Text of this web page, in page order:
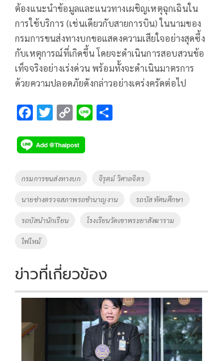
ต้องแนะนำข้อมูลและแนวทางเผชิญเหตุฉุกเฉินใน
การใช้บริการ (เช่นเดียวกับสายการบิน) ในนามของ
กรมการขนส่งทางบกขอแสดงความเสียใจอย่างสุดซึ้ง
กับเหตุการณ์ที่เกิดขึ้น โดยจะดำเนินการสอบสวนข้อ
เท็จจริงอย่างเร่งด่วน พร้อมทั้งจะดำเนินมาตรการ
ด้วยความปลอดภัยดังกล่าวอย่างเคร่งครัดต่อไป
F
e
b
o
o
k
T
tt
er
C
p
y
Li
k
Li
Tags
กรมการขนส่งทางบก จิรุตม์ วิศาลจิตร
นายช่างตรวจสภาพรถชำนาญงาน รถบัส ทัศนศึกษา
รถบัสนำนักเรียน โรงเรียนวัดเขาพระยาสังฆาราม
ไฟไหม้
ข่าวที่เกี่ยวข้อง